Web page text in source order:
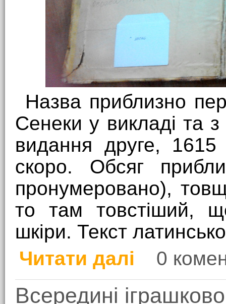
Назва приблизно
Сенеки у викладі та
видання друге,
скоро. Обсяг
пронумеровано),
то там товстіший,
шкіри. Текст
Читати далі
про Антикваріат
0
Всередині